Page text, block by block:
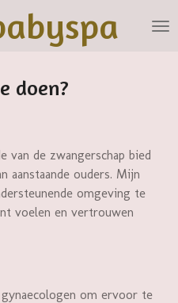
doen?
van de zwangerschap bied
aanstaande ouders. Mijn
omgeving te
voelen en vertrouwen
om ervoor te